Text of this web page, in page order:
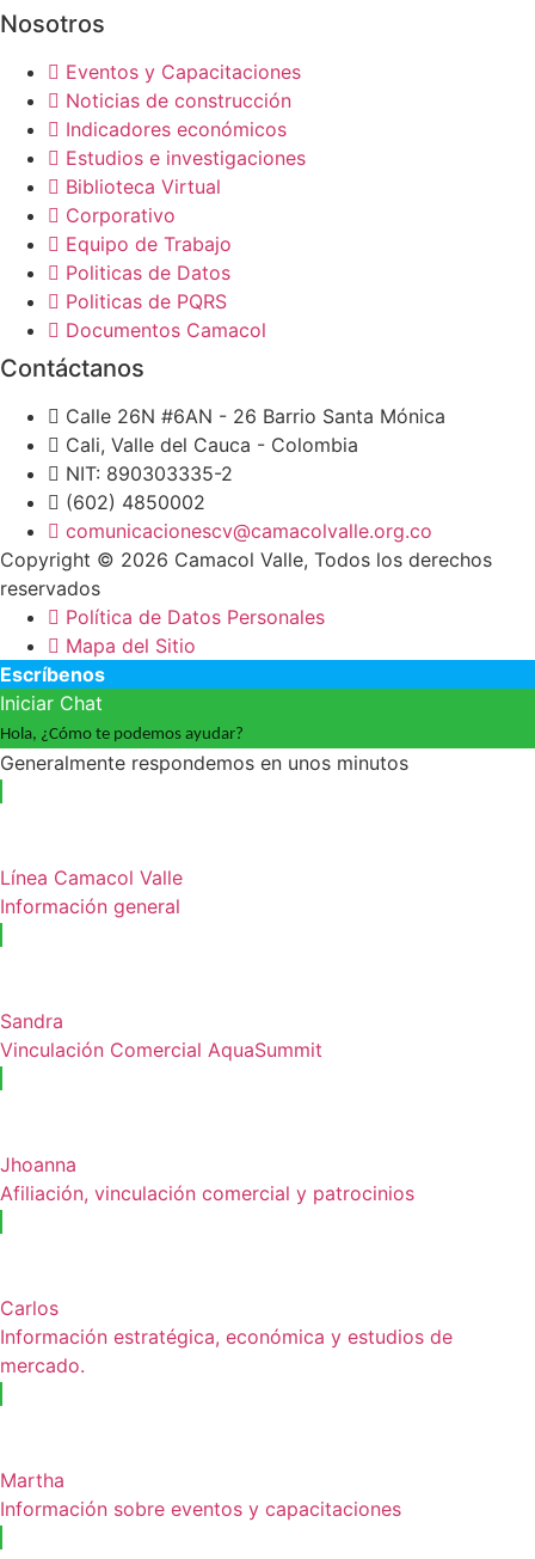
Nosotros
Eventos y Capacitaciones
Noticias de construcción
Indicadores económicos
Estudios e investigaciones
Biblioteca Virtual
Corporativo
Equipo de Trabajo
Politicas de Datos
Politicas de PQRS
Documentos Camacol
Contáctanos
Calle 26N #6AN - 26 Barrio Santa Mónica
Cali, Valle del Cauca - Colombia
NIT: 890303335-2
(602) 4850002
comunicacionescv@camacolvalle.org.co
Copyright © 2026 Camacol Valle, Todos los derechos
reservados
Política de Datos Personales
Mapa del Sitio
Escríbenos
Iniciar Chat
Hola, ¿Cómo te podemos ayudar?
Generalmente respondemos en unos minutos
Línea Camacol Valle
Información general
Sandra
Vinculación Comercial AquaSummit
Jhoanna
Afiliación, vinculación comercial y patrocinios
Carlos
Información estratégica, económica y estudios de
mercado.
Martha
Información sobre eventos y capacitaciones